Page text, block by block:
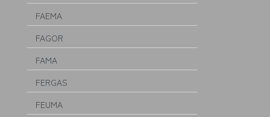
FAEMA
FAGOR
FAMA
FERGAS
FEUMA